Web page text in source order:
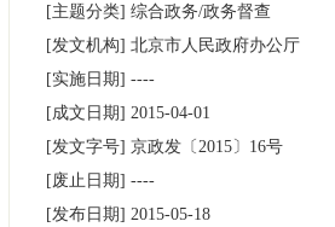
各区热点
市领导
[主题分类] 综合政务/政务督查
[发文机构] 北京市人民政府办公厅
[实施日期] ----
[成文日期] 2015-04-01
[发文字号] 京政发〔2015〕 16号
[废止日期] ----
[发布日期] 2015-05-18